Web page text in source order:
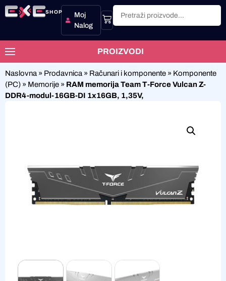
SHOP
Moj
Nalog
PROIZVODI
Naslovna » Prodavnica » Računari i komponente » Komponente
(PC) » Memorije » RAM memorija Team T-Force Vulcan Z-
DDR4-modul-16GB-DI 1x16GB, 1,35V,